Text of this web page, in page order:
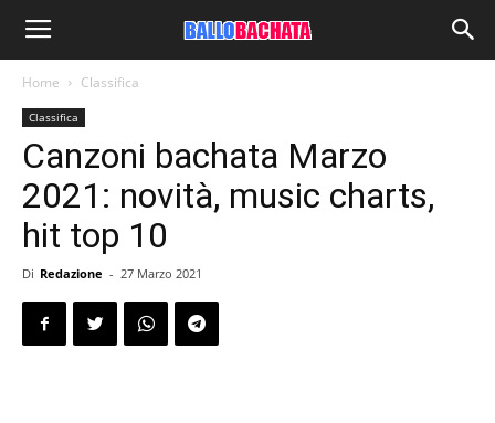
Home Classifica
Classifica
Canzoni bachata Marzo
2021: novità, music charts,
hit top 10
Di Redazione - 27 Marzo 2021